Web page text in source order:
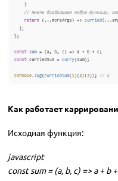
Как работает
Исходная функция:
javascript
const sum = (a, b, c) => a + b